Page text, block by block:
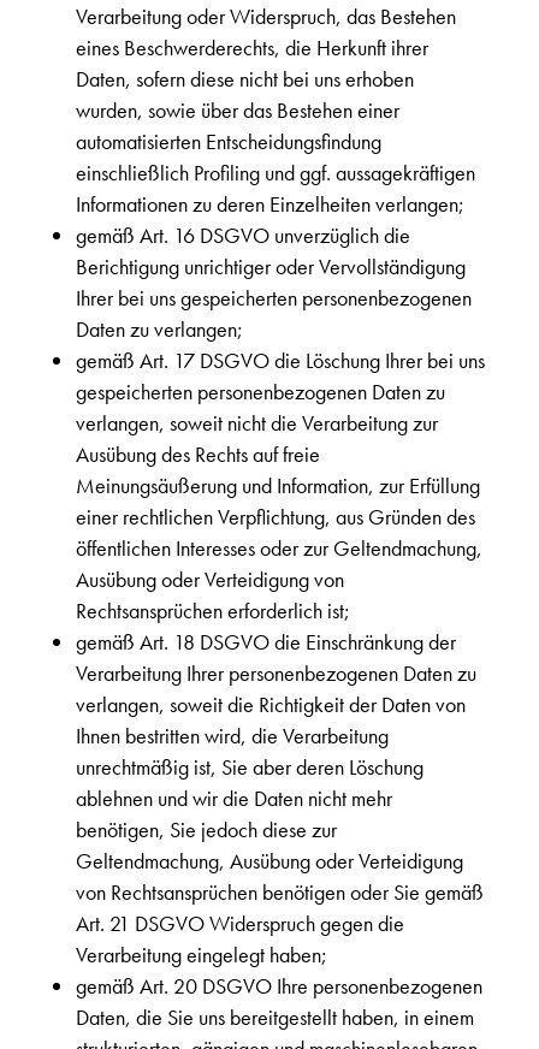
Verarbeitung oder Widerspruch, das Bestehen
eines Beschwerderechts, die Herkunft ihrer
Daten, sofern diese nicht bei uns erhoben
wurden, sowie über das Bestehen einer
automatisierten Entscheidungsfindung
einschließlich Profiling und ggf. aussagekräftigen
Informationen zu deren Einzelheiten verlangen;
gemäß Art. 16 DSGVO unverzüglich die
Berichtigung unrichtiger oder Vervollständigung
Ihrer bei uns gespeicherten personenbezogenen
Daten zu verlangen;
gemäß Art. 17 DSGVO die Löschung Ihrer bei uns
gespeicherten personenbezogenen Daten zu
verlangen, soweit nicht die Verarbeitung zur
Ausübung des Rechts auf freie
Meinungsäußerung und Information, zur Erfüllung
einer rechtlichen Verpflichtung, aus Gründen des
öffentlichen Interesses oder zur Geltendmachung,
Ausübung oder Verteidigung von
Rechtsansprüchen erforderlich ist;
gemäß Art. 18 DSGVO die Einschränkung der
Verarbeitung Ihrer personenbezogenen Daten zu
verlangen, soweit die Richtigkeit der Daten von
Ihnen bestritten wird, die Verarbeitung
unrechtmäßig ist, Sie aber deren Löschung
ablehnen und wir die Daten nicht mehr
benötigen, Sie jedoch diese zur
Geltendmachung, Ausübung oder Verteidigung
von Rechtsansprüchen benötigen oder Sie gemäß
Art. 21 DSGVO Widerspruch gegen die
Verarbeitung eingelegt haben;
gemäß Art. 20 DSGVO Ihre personenbezogenen
Daten, die Sie uns bereitgestellt haben, in einem